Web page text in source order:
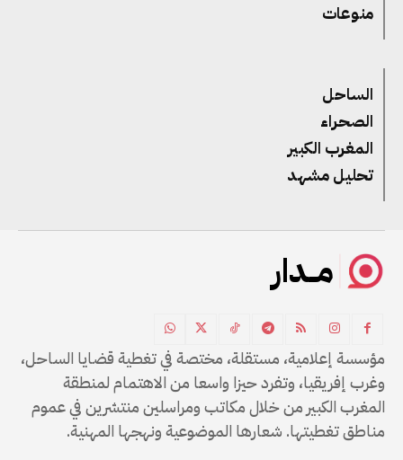
منوعات
الساحل
الصحراء
المغرب الكبير
تحليل مشهد
مــدار
مؤسسة إعلامية، مستقلة، مختصة في تغطية قضايا الساحل،
وغرب إفريقيا، وتفرد حيزا واسعا من الاهتمام لمنطقة
المغرب الكبير من خلال مكاتب ومراسلين منتشرين في عموم
مناطق تغطيتها. شعارها الموضوعية ونهجها المهنية.